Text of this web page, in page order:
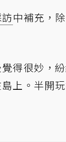
中補充，
得很妙，
上。半開